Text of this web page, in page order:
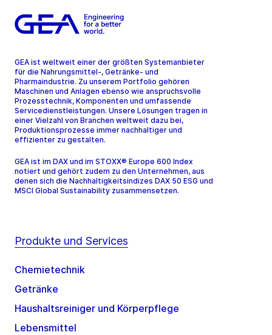
GEA ist weltweit einer der größten Systemanbieter
für die Nahrungsmittel-, Getränke- und
Pharmaindustrie. Zu unserem Portfolio gehören
Maschinen und Anlagen ebenso wie anspruchsvolle
Prozesstechnik, Komponenten und umfassende
Servicedienstleistungen. Unsere Lösungen tragen in
einer Vielzahl von Branchen weltweit dazu bei,
Produktionsprozesse immer nachhaltiger und
effizienter zu gestalten.
GEA ist im DAX und im STOXX® Europe 600 Index
notiert und gehört zudem zu den Unternehmen, aus
denen sich die Nachhaltigkeitsindizes DAX 50 ESG und
MSCI Global Sustainability zusammensetzen.
Produkte und Services
Chemietechnik
Getränke
Haushaltsreiniger und Körperpflege
Lebensmittel